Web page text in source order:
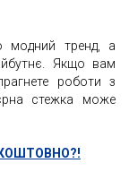
модний тренд, а
Якщо вам
роботи з
стежка може